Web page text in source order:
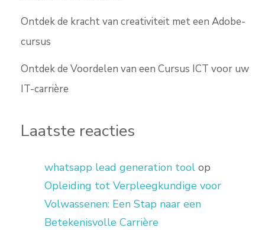
Ontdek de kracht van creativiteit met een Adobe-
cursus
Ontdek de Voordelen van een Cursus ICT voor uw
IT-carrière
Laatste reacties
whatsapp lead generation tool op
Opleiding tot Verpleegkundige voor
Volwassenen: Een Stap naar een
Betekenisvolle Carrière